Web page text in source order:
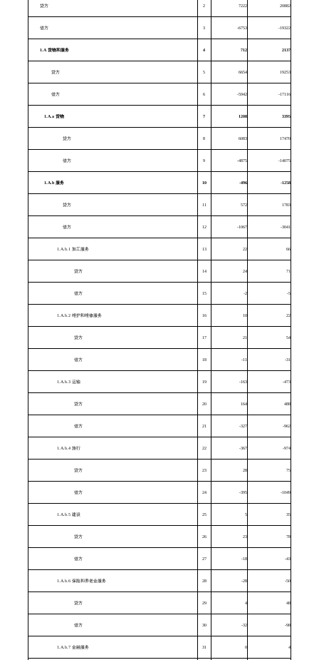
贷方 2 7222 20882
借方 3 -6753 -19322
1.A货物和服务 4 712 2137
贷方 5 6654 19253
借方 6 -5942 -17116
1.A.a货物 7 1208 3395
贷方 8 6083 17470
借方 9 -4875 -14075
1.A.b 服务 10 -496 -1258
贷方 11 572 1783
借方 12 -1067 -3041
1.A.b.1 加工服务 13 22 66
贷方 14 24 71
借方 15 -2 -5
1.A.b.2 维护和维修服务 16 10 22
贷方 17 21 54
借方 18 -11 -31
1.A.b.3 运输 19 -163 -473
贷方 20 164 488
借方 21 -327 -962
1.A.b.4 旅行 22 -367 -974
贷方 23 28 75
借方 24 -395 -1049
1.A.b.5 建设 25 5 35
贷方 26 23 78
借方 27 -18 -43
1.A.b.6 保险和养老金服务 28 -28 -50
贷方 29 4 48
借方 30 -32 -98
1.A.b.7 金融服务 31 0 4